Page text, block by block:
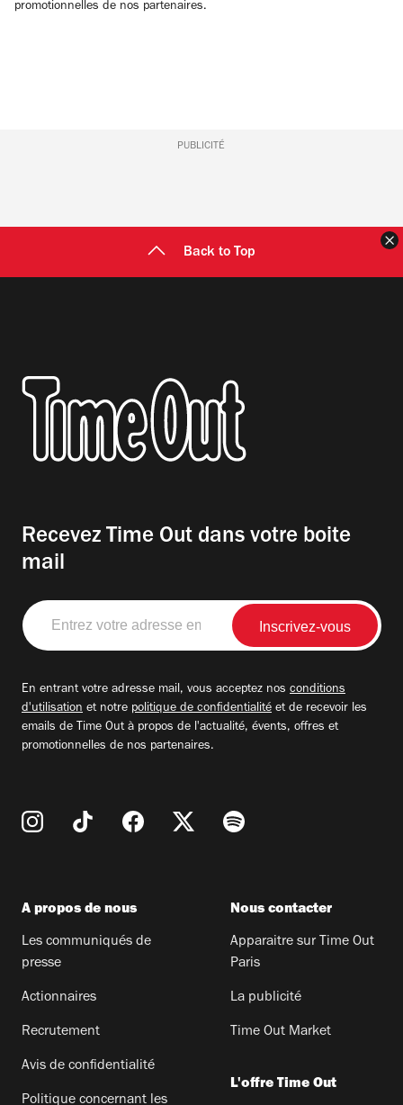
promotionnelles de nos partenaires.
PUBLICITÉ
Back to Top
Recevez Time Out dans votre boite
mail
Entrez
votre
adresse
En entrant votre adresse mail, vous acceptez nos conditions
d'utilisation et notre politique de confidentialité et de recevoir les
emails de Time Out à propos de l'actualité, évents, offres et
promotionnelles de nos partenaires.
A propos de nous
Les communiqués de
presse
Actionnaires
Recrutement
Avis de confidentialité
Politique concernant les
Nous contacter
Apparaitre sur Time Out
Paris
La publicité
Time Out Market
L'offre Time Out